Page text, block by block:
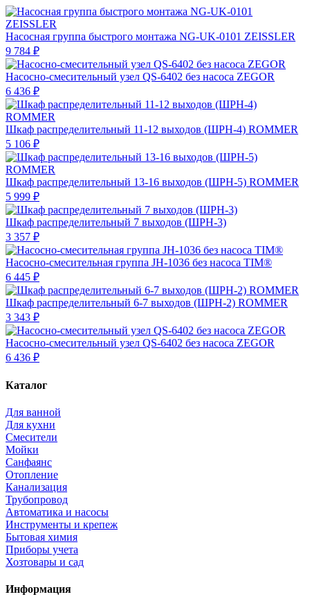
Насосная группа быстрого монтажа NG-UK-0101 ZEISSLER
9 784 ₽
Насосно-смесительный узел QS-6402 без насоса ZEGOR
6 436 ₽
Шкаф распределительный 11-12 выходов (ШРН-4) ROMMER
5 106 ₽
Шкаф распределительный 13-16 выходов (ШРН-5) ROMMER
5 999 ₽
Шкаф распределительный 7 выходов (ШРН-3)
3 357 ₽
Насосно-смесительная группа JH-1036 без насоса TIM®
6 445 ₽
Шкаф распределительный 6-7 выходов (ШРН-2) ROMMER
3 343 ₽
Насосно-смесительный узел QS-6402 без насоса ZEGOR
6 436 ₽
Каталог
Для ванной
Для кухни
Смесители
Мойки
Санфаянс
Отопление
Канализация
Трубопровод
Автоматика и насосы
Инструменты и крепеж
Бытовая химия
Приборы учета
Хозтовары и сад
Информация